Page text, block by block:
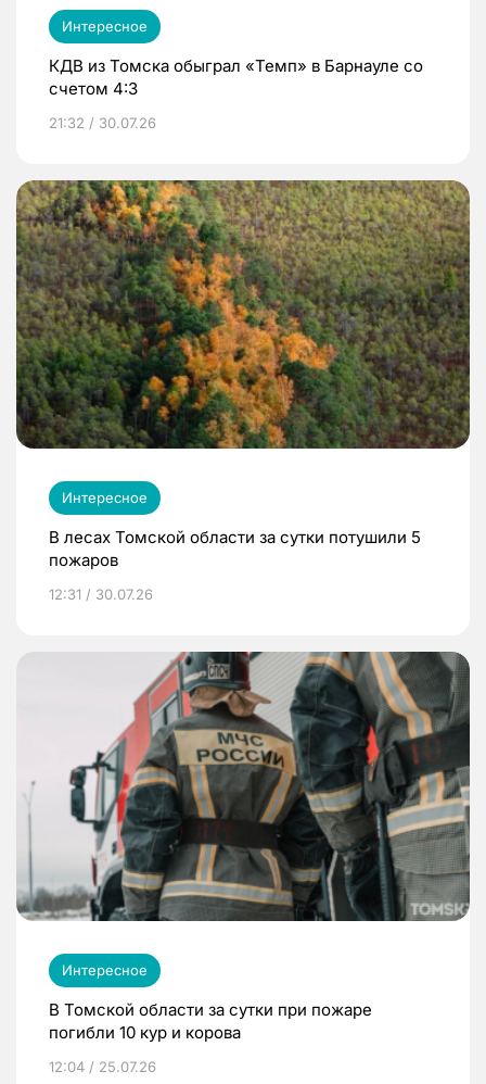
Интересное
КДВ из Томска обыграл «Темп» в Барнауле со
счетом 4:3
21:32 / 30.07.26
Интересное
В лесах Томской области за сутки потушили 5
пожаров
12:31 / 30.07.26
Интересное
В Томской области за сутки при пожаре
погибли 10 кур и корова
12:04 / 25.07.26